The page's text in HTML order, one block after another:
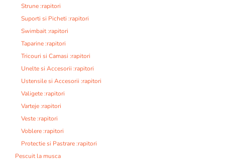
Strune :rapitori
Suporti si Picheti :rapitori
Swimbait :rapitori
Taparine :rapitori
Tricouri si Camasi :rapitori
Unelte si Accesorii :rapitori
Ustensile si Accesorii :rapitori
Valigete :rapitori
Varteje :rapitori
Veste :rapitori
Voblere :rapitori
Protectie si Pastrare :rapitori
Pescuit la musca